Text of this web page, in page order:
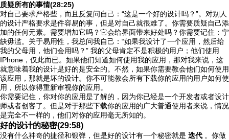
质疑所有的事情(28:25)
对自己要求严格些，而且反复问自己：“这是一个好的设计吗？”。对别人
的设计严格要求是件容易的事，但是对自己就很难了。你需要质疑自己添
加的任何元素。需要增加它吗？它会给界面带来好处吗？你需要记住：宁
缺毋滥。关于易用性，我总问我自己：“如果我设计了一个应用，然后给
我的父母用，他们会用吗？” 我的父母肯定不是积极的用户；他们使用
IPhone，仅此而已。如果他们知道如何使用我的应用，那对我来说，这
就意味着我的设计是好的是安全的。不然，如果你需要教会他们如何使用
该应用，那就是坏的设计。你不可能教会所有下载你的应用的用户如何使
用，所以你得重新审视你的应用。
你需要记住，你对你的应用是了解的，因为你已经是一个开发者或者设计
师或者创客了。但是对于那些下载你的应用的广大普通使用者来说，情况
是完全不一样的，他们对你的应用毫无所知的。
好的设计的秘密(29:58)
没有什么神奇的捷径和银弹，但是好的设计有一个秘密就是 迭代 。你做